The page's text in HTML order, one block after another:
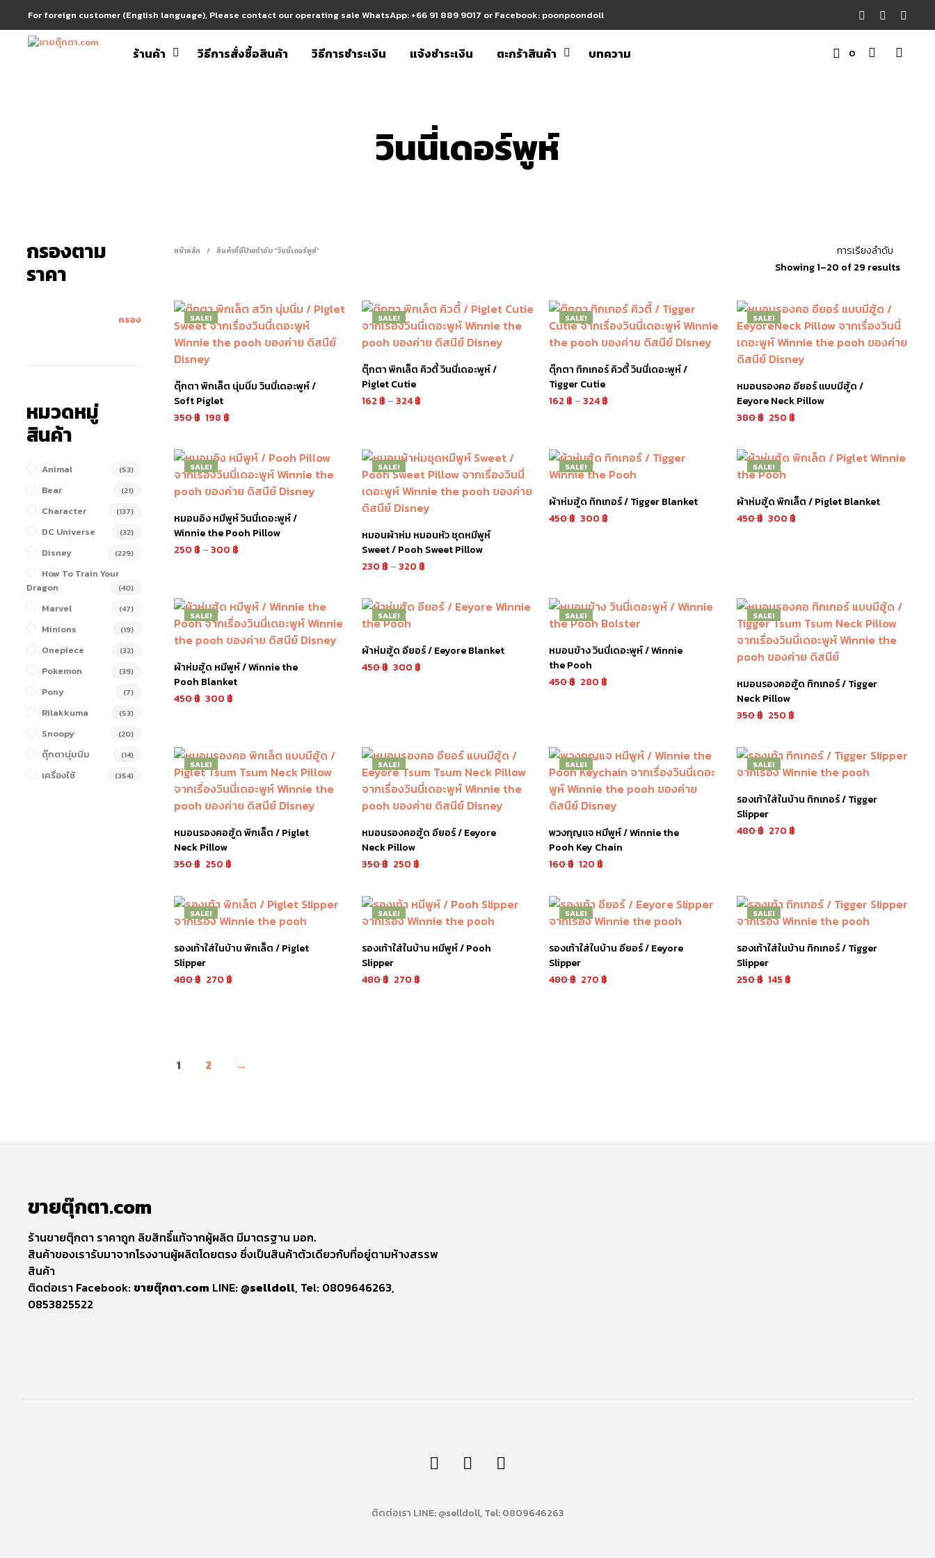
For foreign customer (English language), Please contact our operating sale WhatsApp: +66 91 889 9017 or Facebook: poonpoondoll
0
ร้านค้า วิธีการสั่งซื้อสินค้า วิธีการชำระเงิน แจ้งชำระเงิน ตะกร้าสินค้า บทความ
วินนี่เดอร์พูห์
กรองตาม
ราคา
กรอง
หมวดหมู่
สินค้า
Animal (53)
Bear (21)
Character (137)
DC Universe (32)
Disney (229)
How To Train Your
Dragon
(40)
Marvel (47)
Minions (19)
Onepiece (32)
Pokemon (39)
Pony (7)
Rilakkuma (53)
Snoopy (20)
ตุ๊กตานุ่มนิ่ม (14)
เครื่องใช้ (354)
หน้าหลัก / สินค้าที่มีป้ายกำกับ “วินนี่เดอร์พูห์”
Showing 1–20 of 29 results
SALE!
ตุ๊กตา พิกเล็ต นุ่มนิ่ม วินนี่เดอะพูห์ /
Soft Piglet
350฿ 198 ฿
SALE!
ตุ๊กตา พิกเล็ต คิวตี้ วินนี่เดอะพูห์ /
Piglet Cutie
162 ฿ –324฿
SALE!
ตุ๊กตา ทิกเกอร์ คิวตี้ วินนี่เดอะพูห์ /
Tigger Cutie
162 ฿ –324฿
SALE!
หมอนรองคอ อียอร์ แบบมีฮู้ด /
Eeyore Neck Pillow
380฿ 250 ฿
SALE!
หมอนอิง หมีพูห์ วินนี่เดอะพูห์ /
Winnie the Pooh Pillow
250 ฿ –300 ฿
SALE!
หมอนผ้าห่ม หมอนหัว ชุดหมีพูห์
Sweet / Pooh Sweet Pillow
230 ฿ –320 ฿
SALE!
ผ้าห่มฮู้ด ทิกเกอร์ / Tigger Blanket
450฿ 300 ฿
SALE!
ผ้าห่มฮู้ด พิกเล็ต / Piglet Blanket
450฿ 300 ฿
SALE!
ผ้าห่มฮู้ด หมีพูห์ / Winnie the
Pooh Blanket
450฿ 300 ฿
SALE!
ผ้าห่มฮู้ด อียอร์ / Eeyore Blanket
450฿ 300 ฿
SALE!
หมอนข้าง วินนี่เดอะพูห์ / Winnie
the Pooh
450฿ 280 ฿
SALE!
หมอนรองคอฮู้ด ทิกเกอร์ / Tigger
Neck Pillow
350฿ 250 ฿
SALE!
หมอนรองคอฮู้ด พิกเล็ต / Piglet
Neck Pillow
350฿ 250 ฿
SALE!
หมอนรองคอฮู้ด อียอร์ / Eeyore
Neck Pillow
350฿ 250 ฿
SALE!
พวงกุญแจ หมีพูห์ / Winnie the
Pooh Key Chain
160฿ 120 ฿
SALE!
รองเท้าใส่ในบ้าน ทิกเกอร์ / Tigger
Slipper
480฿ 270 ฿
SALE!
รองเท้าใส่ในบ้าน พิกเล็ต / Piglet
Slipper
480฿ 270 ฿
SALE!
รองเท้าใส่ในบ้าน หมีพูห์ / Pooh
Slipper
480฿ 270 ฿
SALE!
รองเท้าใส่ในบ้าน อียอร์ / Eeyore
Slipper
480฿ 270 ฿
SALE!
รองเท้าใส่ในบ้าน ทิกเกอร์ / Tigger
Slipper
250฿ 145 ฿
1 2 →
ขายตุ๊กตา.com
ร้านขายตุ๊กตา ราคาถูก ลิขสิทธิ์แท้จากผู้ผลิต มีมาตรฐาน มอก.
สินค้าของเรารับมาจากโรงงานผู้ผลิตโดยตรง ซึ่งเป็นสินค้าตัวเดียวกับที่อยู่ตามห้างสรรพ
สินค้า
ติดต่อเรา Facebook:ขายตุ๊กตา.com LINE: @selldoll, Tel: 0809646263,
0853825522
ติดต่อเรา LINE: @selldoll, Tel: 0809646263
า